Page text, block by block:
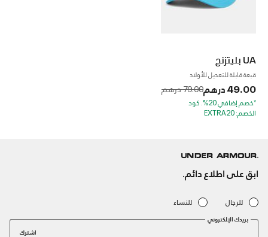
UA بليتزنج
قبعة قابلة للتعديل للأولاد
49.00 درهم Price reduced from
79.00 درهم to
*خصم إضافي 20%. كود
الخصم: EXTRA20
ابق على اطلاع دائم.
للرجال للنساء
بريدك الإلكتروني
اشترك